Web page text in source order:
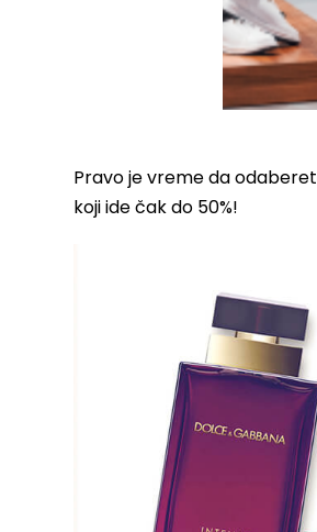
Pravo je vreme da
koji ide čak do 50%!